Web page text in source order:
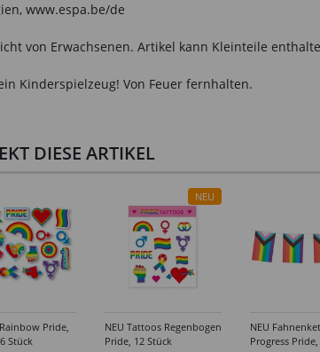
www.espa.be/de
von Erwachsenen. Artikel kann Kleinteile
Kinderspielzeug! Von Feuer fernhalten.
DIESE ARTIKEL
Pride,
Stück
NEU
NEU Tattoos Regenbogen
Pride, 12 Stück
NEU
Progress